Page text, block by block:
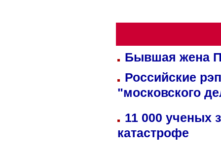
Бывшая жена
Российские
"московского
11 000 ученых
катастрофе